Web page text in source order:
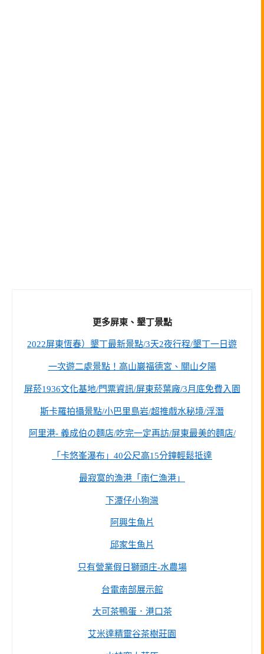
更多屏東、墾丁景點
2022屏東恆春）墾丁最新景點/3天2夜行程/墾丁一日遊
一次遊二處景點！高山巖福德宮、關山夕陽
屏菸1936文化基地/門票資訊/屏東菸葉廠/3月底免費入園
斯卡羅拍攝景點/小巴里島岩/超推戲水秘境/浮潛
阿里港- 義成伯の麵店/吃完一定再訪/屏東最美的麵店/
「卡悠峯瀑布」40公尺高15分鐘輕鬆抵達
最寂寞的漁港「南仁漁港」
下潭仔小狗灣
阿興生魚片
邱家生魚片
只有營業假日獅頭庄-水農場
台電南部展示館
大可茶鴨蛋．港口茶
艾米達精靈谷茶樹莊園